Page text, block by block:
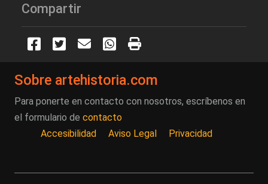
Compartir
Sobre artehistoria.com
Para ponerte en contacto con nosotros, escríbenos en
el formulario de contacto
Accesibilidad
Aviso Legal Privacidad